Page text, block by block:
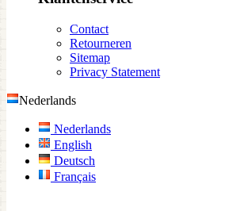
Contact
Retourneren
Sitemap
Privacy Statement
Nederlands
Nederlands
English
Deutsch
Français